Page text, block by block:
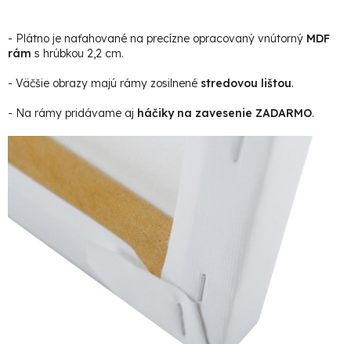
- Plátno je naťahované na precízne opracovaný vnútorný MDF
rám s hrúbkou 2,2 cm.
- Väčšie obrazy majú rámy zosilnené stredovou lištou.
- Na rámy pridávame aj háčiky na zavesenie ZADARMO.